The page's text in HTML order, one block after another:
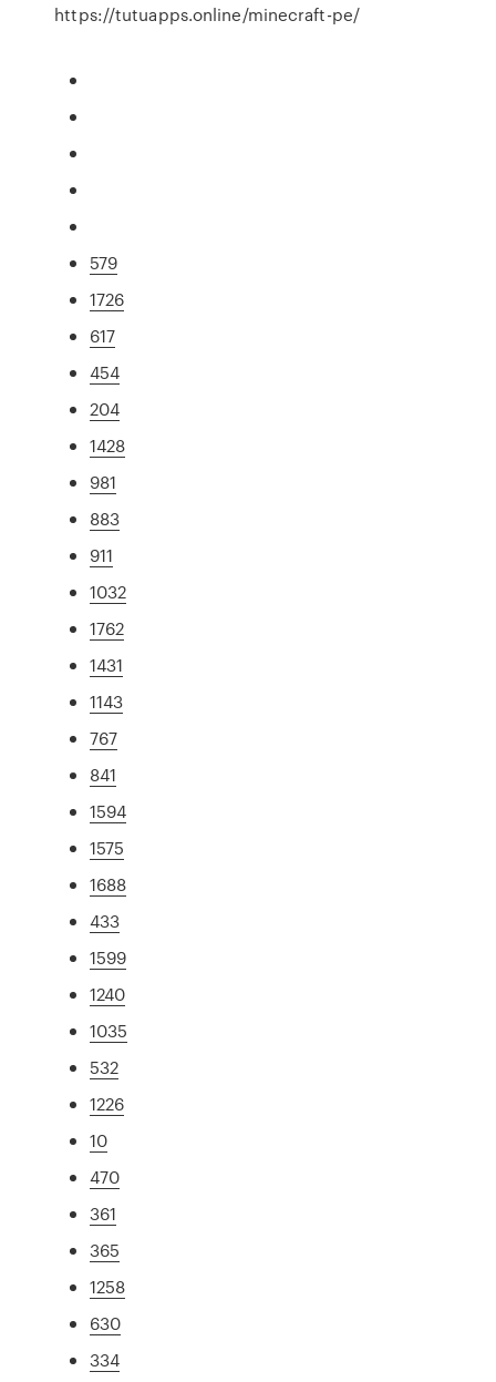
https://tutuapps.online/minecraft-pe/
579
1726
617
454
204
1428
981
883
911
1032
1762
1431
1143
767
841
1594
1575
1688
433
1599
1240
1035
532
1226
10
470
361
365
1258
630
334